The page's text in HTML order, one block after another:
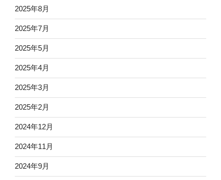
2025年8月
2025年7月
2025年5月
2025年4月
2025年3月
2025年2月
2024年12月
2024年11月
2024年9月